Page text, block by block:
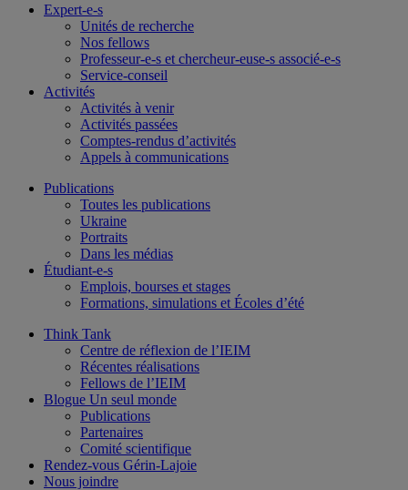
Expert-e-s
Unités de recherche
Nos fellows
Professeur-e-s et chercheur-euse-s associé-e-s
Service-conseil
Activités
Activités à venir
Activités passées
Comptes-rendus d’activités
Appels à communications
Publications
Toutes les publications
Ukraine
Portraits
Dans les médias
Étudiant-e-s
Emplois, bourses et stages
Formations, simulations et Écoles d’été
Think Tank
Centre de réflexion de l’IEIM
Récentes réalisations
Fellows de l’IEIM
Blogue Un seul monde
Publications
Partenaires
Comité scientifique
Rendez-vous Gérin-Lajoie
Nous joindre